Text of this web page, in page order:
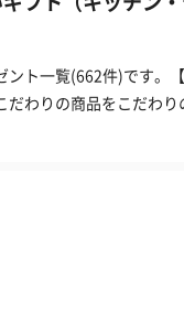
ト一覧(662件)です。
わりの商品をこだわ